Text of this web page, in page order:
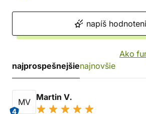
napíš
Ako
najprospešnejšienajnovšie
MV
4
Martin V.